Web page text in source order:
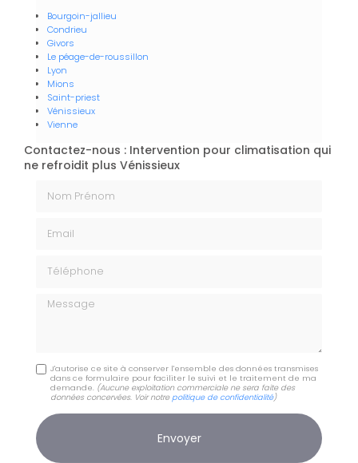
Bourgoin-jallieu
Condrieu
Givors
Le péage-de-roussillon
Lyon
Mions
Saint-priest
Vénissieux
Vienne
Contactez-nous : Intervention pour climatisation qui
ne refroidit plus Vénissieux
Message
J'autorise ce site à conserver l'ensemble des données transmises
dans ce formulaire pour faciliter le suivi et le traitement de ma
demande. (Aucune exploitation commerciale ne sera faite des
données concervées. Voir notre politique de confidentialité)